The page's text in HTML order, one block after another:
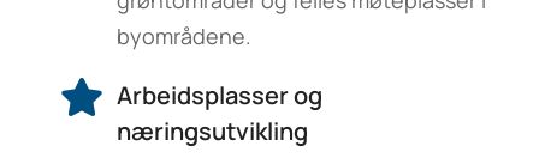
byområdene.
Arbeidsplasser og
næringsutvikling